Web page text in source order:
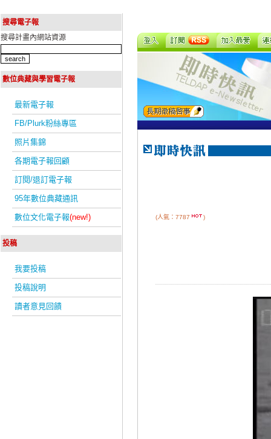
搜尋電子報
搜尋計畫內網站資源
數位典藏與學習電子報
最新電子報
FB/Plurk粉絲專區
照片集錦
各期電子報回顧
訂閱/退訂電子報
95年數位典藏通訊
數位文化電子報(new!)
投稿
我要投稿
投稿說明
讀者意見回饋
(人氣：7787 )